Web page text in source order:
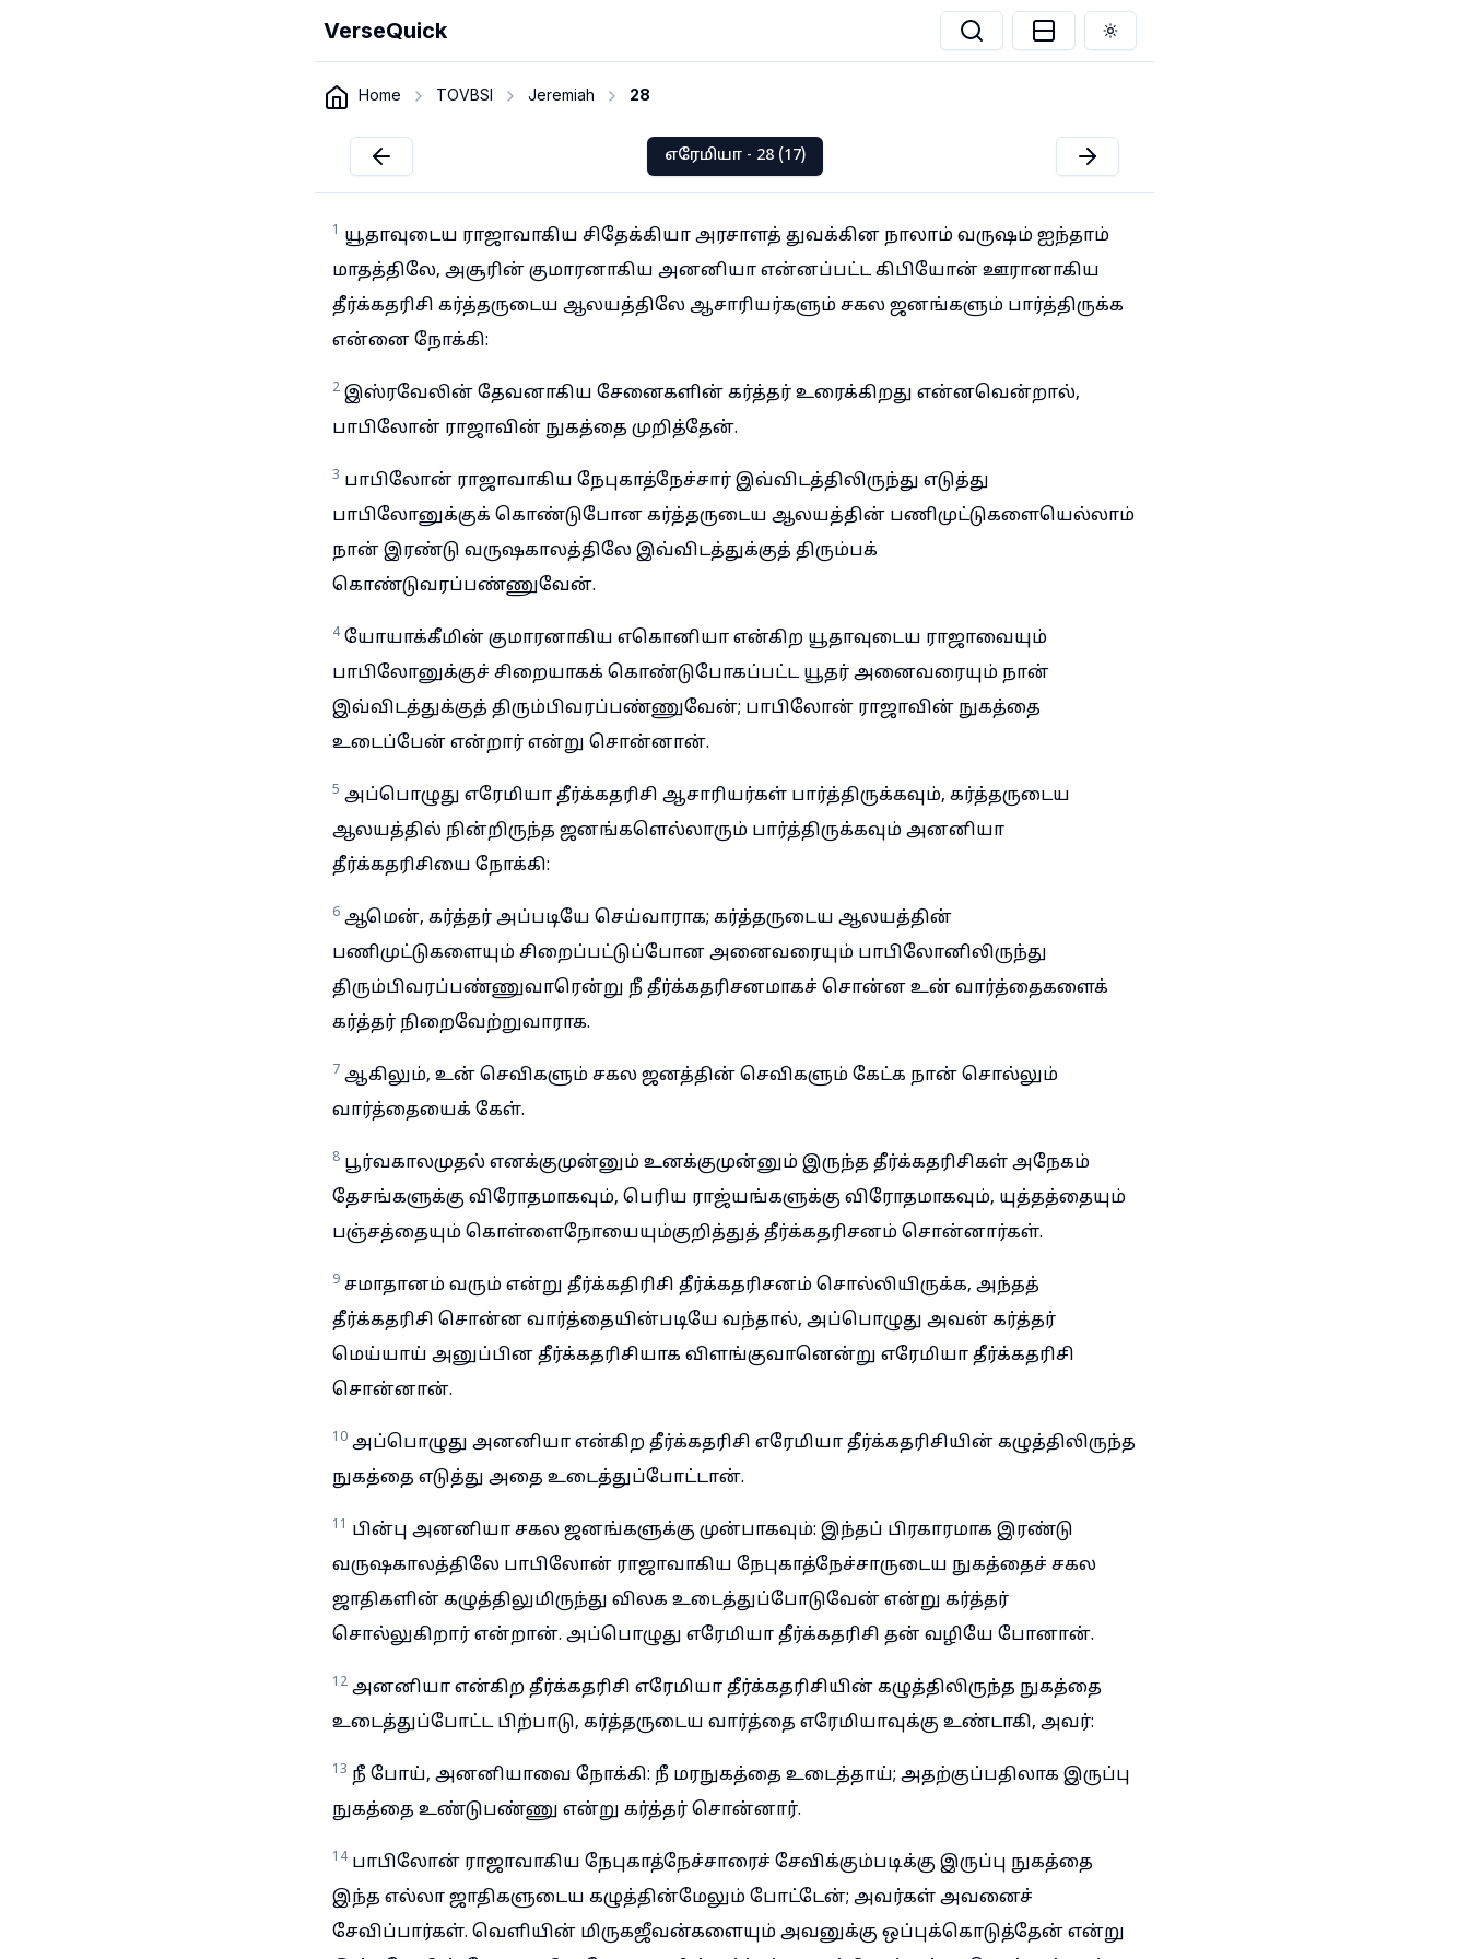
VerseQuick Toggle theme
Home TOVBSI Jeremiah 28
எரேமியா - 28 (17)
1 யூதாவுடைய ராஜாவாகிய சிதேக்கியா அரசாளத் துவக்கின நாலாம் வருஷம் ஐந்தாம்
மாதத்திலே, அசூரின் குமாரனாகிய அனனியா என்னப்பட்ட கிபியோன் ஊரானாகிய
தீர்க்கதரிசி கர்த்தருடைய ஆலயத்திலே ஆசாரியர்களும் சகல ஜனங்களும் பார்த்திருக்க
என்னை நோக்கி:
2 இஸ்ரவேலின் தேவனாகிய சேனைகளின் கர்த்தர் உரைக்கிறது என்னவென்றால்,
பாபிலோன் ராஜாவின் நுகத்தை முறித்தேன்.
3 பாபிலோன் ராஜாவாகிய நேபுகாத்நேச்சார் இவ்விடத்திலிருந்து எடுத்து
பாபிலோனுக்குக் கொண்டுபோன கர்த்தருடைய ஆலயத்தின் பணிமுட்டுகளையெல்லாம்
நான் இரண்டு வருஷகாலத்திலே இவ்விடத்துக்குத் திரும்பக்
கொண்டுவரப்பண்ணுவேன்.
4 யோயாக்கீமின் குமாரனாகிய எகொனியா என்கிற யூதாவுடைய ராஜாவையும்
பாபிலோனுக்குச் சிறையாகக் கொண்டுபோகப்பட்ட யூதர் அனைவரையும் நான்
இவ்விடத்துக்குத் திரும்பிவரப்பண்ணுவேன்; பாபிலோன் ராஜாவின் நுகத்தை
உடைப்பேன் என்றார் என்று சொன்னான்.
5 அப்பொழுது எரேமியா தீர்க்கதரிசி ஆசாரியர்கள் பார்த்திருக்கவும், கர்த்தருடைய
ஆலயத்தில் நின்றிருந்த ஜனங்களெல்லாரும் பார்த்திருக்கவும் அனனியா
தீர்க்கதரிசியை நோக்கி:
6 ஆமென், கர்த்தர் அப்படியே செய்வாராக; கர்த்தருடைய ஆலயத்தின்
பணிமுட்டுகளையும் சிறைப்பட்டுப்போன அனைவரையும் பாபிலோனிலிருந்து
திரும்பிவரப்பண்ணுவாரென்று நீ தீர்க்கதரிசனமாகச் சொன்ன உன் வார்த்தைகளைக்
கர்த்தர் நிறைவேற்றுவாராக.
7 ஆகிலும், உன் செவிகளும் சகல ஜனத்தின் செவிகளும் கேட்க நான் சொல்லும்
வார்த்தையைக் கேள்.
8 பூர்வகாலமுதல் எனக்குமுன்னும் உனக்குமுன்னும் இருந்த தீர்க்கதரிசிகள் அநேகம்
தேசங்களுக்கு விரோதமாகவும், பெரிய ராஜ்யங்களுக்கு விரோதமாகவும், யுத்தத்தையும்
பஞ்சத்தையும் கொள்ளைநோயையும்குறித்துத் தீர்க்கதரிசனம் சொன்னார்கள்.
9 சமாதானம் வரும் என்று தீர்க்கதிரிசி தீர்க்கதரிசனம் சொல்லியிருக்க, அந்தத்
தீர்க்கதரிசி சொன்ன வார்த்தையின்படியே வந்தால், அப்பொழுது அவன் கர்த்தர்
மெய்யாய் அனுப்பின தீர்க்கதரிசியாக விளங்குவானென்று எரேமியா தீர்க்கதரிசி
சொன்னான்.
10 அப்பொழுது அனனியா என்கிற தீர்க்கதரிசி எரேமியா தீர்க்கதரிசியின் கழுத்திலிருந்த
நுகத்தை எடுத்து அதை உடைத்துப்போட்டான்.
11 பின்பு அனனியா சகல ஜனங்களுக்கு முன்பாகவும்: இந்தப் பிரகாரமாக இரண்டு
வருஷகாலத்திலே பாபிலோன் ராஜாவாகிய நேபுகாத்நேச்சாருடைய நுகத்தைச் சகல
ஜாதிகளின் கழுத்திலுமிருந்து விலக உடைத்துப்போடுவேன் என்று கர்த்தர்
சொல்லுகிறார் என்றான். அப்பொழுது எரேமியா தீர்க்கதரிசி தன் வழியே போனான்.
12 அனனியா என்கிற தீர்க்கதரிசி எரேமியா தீர்க்கதரிசியின் கழுத்திலிருந்த நுகத்தை
உடைத்துப்போட்ட பிற்பாடு, கர்த்தருடைய வார்த்தை எரேமியாவுக்கு உண்டாகி, அவர்:
13 நீ போய், அனனியாவை நோக்கி: நீ மரநுகத்தை உடைத்தாய்; அதற்குப்பதிலாக இருப்பு
நுகத்தை உண்டுபண்ணு என்று கர்த்தர் சொன்னார்.
14 பாபிலோன் ராஜாவாகிய நேபுகாத்நேச்சாரைச் சேவிக்கும்படிக்கு இருப்பு நுகத்தை
இந்த எல்லா ஜாதிகளுடைய கழுத்தின்மேலும் போட்டேன்; அவர்கள் அவனைச்
சேவிப்பார்கள். வெளியின் மிருகஜீவன்களையும் அவனுக்கு ஒப்புக்கொடுத்தேன் என்று